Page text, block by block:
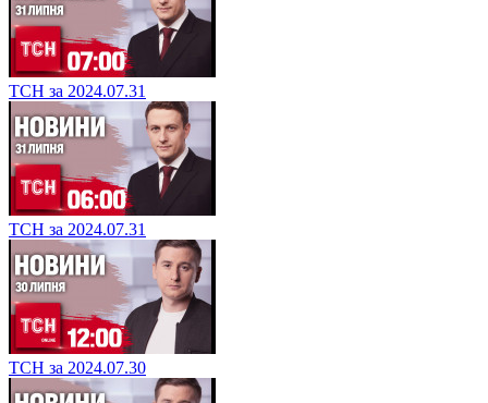
ТСН за 2024.07.31
ТСН за 2024.07.31
ТСН за 2024.07.30